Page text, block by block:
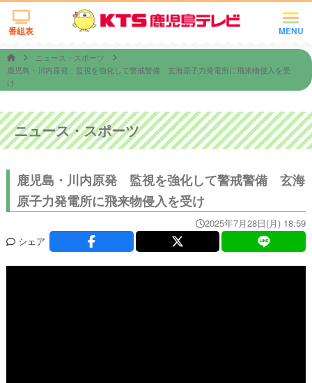
MENU
番組表
ニュース・スポーツ
鹿児島・川内原発 監視を強化して警戒警備 玄海原子力発電所に飛来物侵入を受
け
ニュース・スポーツ
鹿児島・川内原発 監視を強化して警戒警備 玄海
原子力発電所に飛来物侵入を受け
2025年7月28日(月) 18:59
シェア